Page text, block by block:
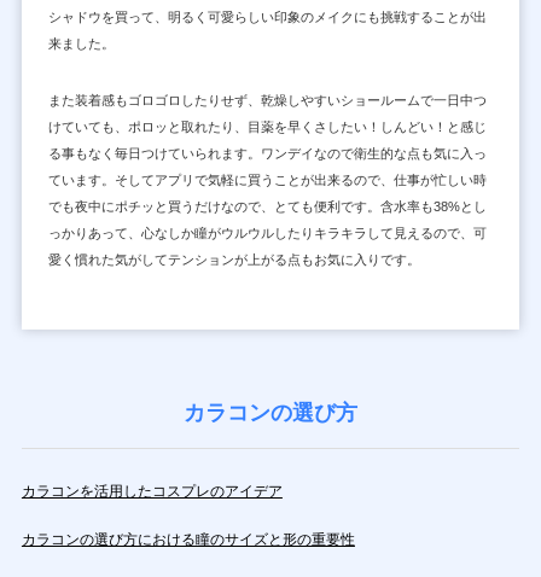
シャドウを買って、明るく可愛らしい印象のメイクにも挑戦することが出
来ました。
また装着感もゴロゴロしたりせず、乾燥しやすいショールームで一日中つ
けていても、ポロッと取れたり、目薬を早くさしたい！しんどい！と感じ
る事もなく毎日つけていられます。ワンデイなので衛生的な点も気に入っ
ています。そしてアプリで気軽に買うことが出来るので、仕事が忙しい時
でも夜中にポチッと買うだけなので、とても便利です。含水率も38%とし
っかりあって、心なしか瞳がウルウルしたりキラキラして見えるので、可
愛く慣れた気がしてテンションが上がる点もお気に入りです。
カラコンの選び方
カラコンを活用したコスプレのアイデア
カラコンの選び方における瞳のサイズと形の重要性